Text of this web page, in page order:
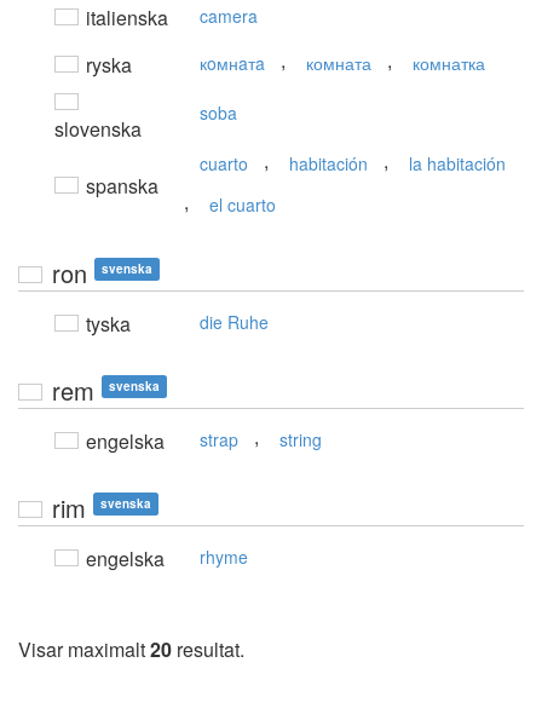
italienska camera
ryska кoмнaтa , комната , комнатка
slovenska
soba
spanska
cuarto , habitación , la habitación
, el cuarto
ron svenska
tyska die Ruhe
rem svenska
engelska strap , string
rim svenska
engelska rhyme
Visar maximalt20 resultat.